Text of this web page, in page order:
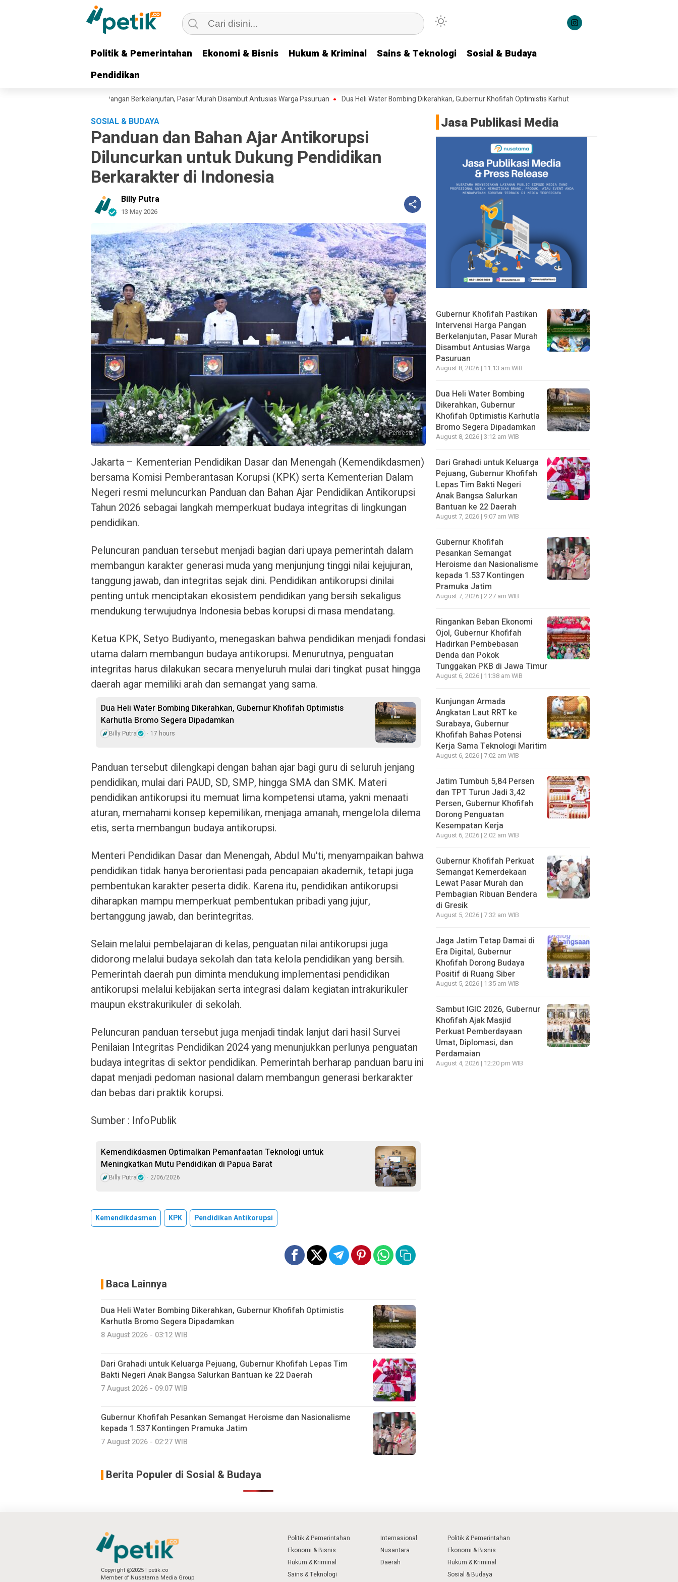
Politik & Pemerintahan Ekonomi & Bisnis Hukum & Kriminal Sains & Teknologi
Sosial & Budaya
Pendidikan
Politik & Pemerintahan Ekonomi & Bisnis Hukum & Kriminal Sains & Teknologi
Sosial & Budaya
Pendidikan
Intervensi Harga Pangan Berkelanjutan, Pasar Murah Disambut Antusias Warga Pasuruan Dua Heli Water Bombing Dikerahkan, Gubernur Khofifah Optimistis Karhutla Bromo Segera Dipadamkan
SOSIAL & BUDAYA
Panduan dan Bahan Ajar Antikorupsi
Diluncurkan untuk Dukung Pendidikan
Berkarakter di Indonesia
Billy Putra
13 May 2026
Perbesar
Jakarta – Kementerian Pendidikan Dasar dan Menengah (Kemendikdasmen)
bersama Komisi Pemberantasan Korupsi (KPK) serta Kementerian Dalam
Negeri resmi meluncurkan Panduan dan Bahan Ajar Pendidikan Antikorupsi
Tahun 2026 sebagai langkah memperkuat budaya integritas di lingkungan
pendidikan.
Peluncuran panduan tersebut menjadi bagian dari upaya pemerintah dalam
membangun karakter generasi muda yang menjunjung tinggi nilai kejujuran,
tanggung jawab, dan integritas sejak dini. Pendidikan antikorupsi dinilai
penting untuk menciptakan ekosistem pendidikan yang bersih sekaligus
mendukung terwujudnya Indonesia bebas korupsi di masa mendatang.
Ketua KPK, Setyo Budiyanto, menegaskan bahwa pendidikan menjadi fondasi
utama dalam membangun budaya antikorupsi. Menurutnya, penguatan
integritas harus dilakukan secara menyeluruh mulai dari tingkat pusat hingga
daerah agar memiliki arah dan semangat yang sama.
Dua Heli Water Bombing Dikerahkan, Gubernur Khofifah Optimistis
Karhutla Bromo Segera Dipadamkan
Billy Putra 17 hours
Panduan tersebut dilengkapi dengan bahan ajar bagi guru di seluruh jenjang
pendidikan, mulai dari PAUD, SD, SMP, hingga SMA dan SMK. Materi
pendidikan antikorupsi itu memuat lima kompetensi utama, yakni menaati
aturan, memahami konsep kepemilikan, menjaga amanah, mengelola dilema
etis, serta membangun budaya antikorupsi.
Menteri Pendidikan Dasar dan Menengah, Abdul Mu'ti, menyampaikan bahwa
pendidikan tidak hanya berorientasi pada pencapaian akademik, tetapi juga
pembentukan karakter peserta didik. Karena itu, pendidikan antikorupsi
diharapkan mampu memperkuat pembentukan pribadi yang jujur,
bertanggung jawab, dan berintegritas.
Selain melalui pembelajaran di kelas, penguatan nilai antikorupsi juga
didorong melalui budaya sekolah dan tata kelola pendidikan yang bersih.
Pemerintah daerah pun diminta mendukung implementasi pendidikan
antikorupsi melalui kebijakan serta integrasi dalam kegiatan intrakurikuler
maupun ekstrakurikuler di sekolah.
Peluncuran panduan tersebut juga menjadi tindak lanjut dari hasil Survei
Penilaian Integritas Pendidikan 2024 yang menunjukkan perlunya penguatan
budaya integritas di sektor pendidikan. Pemerintah berharap panduan baru ini
dapat menjadi pedoman nasional dalam membangun generasi berkarakter
dan bebas dari praktik korupsi.
Sumber : InfoPublik
Kemendikdasmen Optimalkan Pemanfaatan Teknologi untuk
Meningkatkan Mutu Pendidikan di Papua Barat
Billy Putra 2/06/2026
Kemendikdasmen KPK Pendidikan Antikorupsi
Baca Lainnya
Dua Heli Water Bombing Dikerahkan, Gubernur Khofifah Optimistis
Karhutla Bromo Segera Dipadamkan
8 August 2026 - 03:12 WIB
Dari Grahadi untuk Keluarga Pejuang, Gubernur Khofifah Lepas Tim
Bakti Negeri Anak Bangsa Salurkan Bantuan ke 22 Daerah
7 August 2026 - 09:07 WIB
Gubernur Khofifah Pesankan Semangat Heroisme dan Nasionalisme
kepada 1.537 Kontingen Pramuka Jatim
7 August 2026 - 02:27 WIB
Berita Populer di Sosial & Budaya
Jasa Publikasi Media
Gubernur Khofifah Pastikan
Intervensi Harga Pangan
Berkelanjutan, Pasar Murah
Disambut Antusias Warga
Pasuruan
August 8, 2026 | 11:13 am WIB
Dua Heli Water Bombing
Dikerahkan, Gubernur
Khofifah Optimistis Karhutla
Bromo Segera Dipadamkan
August 8, 2026 | 3:12 am WIB
Dari Grahadi untuk Keluarga
Pejuang, Gubernur Khofifah
Lepas Tim Bakti Negeri
Anak Bangsa Salurkan
Bantuan ke 22 Daerah
August 7, 2026 | 9:07 am WIB
Gubernur Khofifah
Pesankan Semangat
Heroisme dan Nasionalisme
kepada 1.537 Kontingen
Pramuka Jatim
August 7, 2026 | 2:27 am WIB
Ringankan Beban Ekonomi
Ojol, Gubernur Khofifah
Hadirkan Pembebasan
Denda dan Pokok
Tunggakan PKB di Jawa Timur
August 6, 2026 | 11:38 am WIB
Kunjungan Armada
Angkatan Laut RRT ke
Surabaya, Gubernur
Khofifah Bahas Potensi
Kerja Sama Teknologi Maritim
August 6, 2026 | 7:02 am WIB
Jatim Tumbuh 5,84 Persen
dan TPT Turun Jadi 3,42
Persen, Gubernur Khofifah
Dorong Penguatan
Kesempatan Kerja
August 6, 2026 | 2:02 am WIB
Gubernur Khofifah Perkuat
Semangat Kemerdekaan
Lewat Pasar Murah dan
Pembagian Ribuan Bendera
di Gresik
August 5, 2026 | 7:32 am WIB
Jaga Jatim Tetap Damai di
Era Digital, Gubernur
Khofifah Dorong Budaya
Positif di Ruang Siber
August 5, 2026 | 1:35 am WIB
Sambut IGIC 2026, Gubernur
Khofifah Ajak Masjid
Perkuat Pemberdayaan
Umat, Diplomasi, dan
Perdamaian
August 4, 2026 | 12:20 pm WIB
Copyright @2025 | petik.co
Member of Nusatama Media Group
Politik & Pemerintahan
Ekonomi & Bisnis
Hukum & Kriminal
Sains & Teknologi
Internasional
Nusantara
Daerah
Politik & Pemerintahan
Ekonomi & Bisnis
Hukum & Kriminal
Sosial & Budaya